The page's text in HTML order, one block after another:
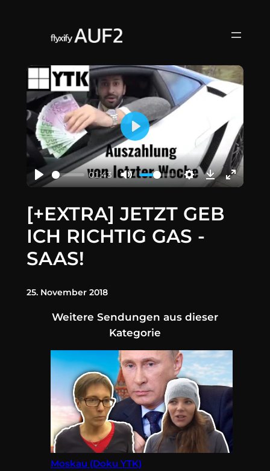
springen
01:43
Play
[+EXTRA] JETZT GEB
ICH RICHTIG GAS -
SAAS!
25. November 2018
Weitere Sendungen aus dieser
Kategorie
Moskau (Doku YTK)